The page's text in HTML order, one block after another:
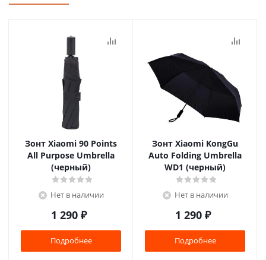
Зонт Xiaomi 90 Points
All Purpose Umbrella
(черный)
Нет в наличии
1 290 ₽
Подробнее
Зонт Xiaomi KongGu
Auto Folding Umbrella
WD1 (черный)
Нет в наличии
1 290 ₽
Подробнее